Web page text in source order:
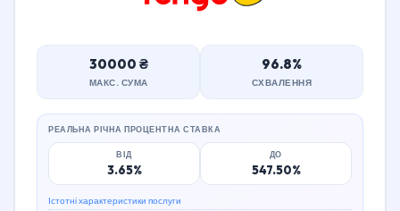
30000 ₴
МАКС. СУМА
96.8%
СХВАЛЕННЯ
РЕАЛЬНА РІЧНА ПРОЦЕНТНА СТАВКА
ВІД
3.65%
ДО
547.50%
Істотні характеристики послуги